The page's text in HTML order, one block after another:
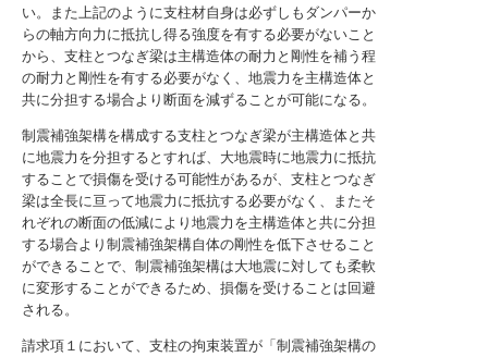
い。また上記のように支柱材自身は必ずしもダンパーか
らの軸方向力に抵抗し得る強度を有する必要がないこと
から、支柱とつなぎ梁は主構造体の耐力と剛性を補う程
の耐力と剛性を有する必要がなく、地震力を主構造体と
共に分担する場合より断面を減ずることが可能になる。
制震補強架構を構成する支柱とつなぎ梁が主構造体と共
に地震力を分担するとすれば、大地震時に地震力に抵抗
することで損傷を受ける可能性があるが、支柱とつなぎ
梁は全長に亘って地震力に抵抗する必要がなく、またそ
れぞれの断面の低減により地震力を主構造体と共に分担
する場合より制震補強架構自体の剛性を低下させること
ができることで、制震補強架構は大地震に対しても柔軟
に変形することができるため、損傷を受けることは回避
される。
請求項１において、支柱の拘束装置が「制震補強架構の